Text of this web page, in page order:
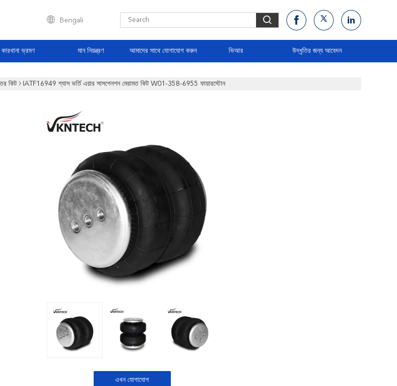
Bengali
কারখানা ভ্রমণ মান নিয়ন্ত্রণ আমাদের সাথে যোগাযোগ করুন ভিআর উদ্ধৃতির জন্য আবেদন
কিট IATF16949 গ্যাস ভর্তি এয়ার সাসপেনশন মেরামত কিট W01-358-6955 ফায়ারস্টোন
এখন যোগাযোগ